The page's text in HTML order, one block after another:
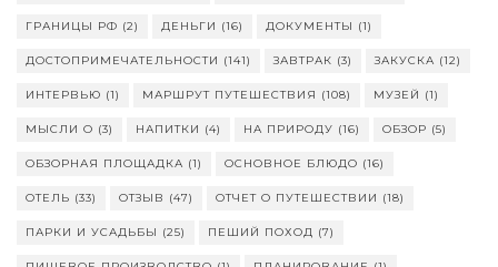
ГРАНИЦЫ РФ (2) ДЕНЬГИ (16) ДОКУМЕНТЫ (1)
ДОСТОПРИМЕЧАТЕЛЬНОСТИ (141) ЗАВТРАК (3) ЗАКУСКА (12)
ИНТЕРВЬЮ (1) МАРШРУТ ПУТЕШЕСТВИЯ (108) МУЗЕЙ (1)
МЫСЛИ О (3) НАПИТКИ (4) НА ПРИРОДУ (16) ОБЗОР (5)
ОБЗОРНАЯ ПЛОЩАДКА (1) ОСНОВНОЕ БЛЮДО (16)
ОТЕЛЬ (33) ОТЗЫВ (47) ОТЧЕТ О ПУТЕШЕСТВИИ (18)
ПАРКИ И УСАДЬБЫ (25) ПЕШИЙ ПОХОД (7)